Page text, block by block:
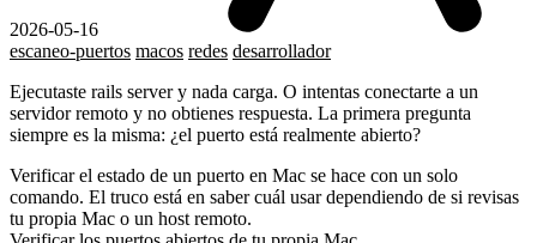
2026-05-16
escaneo-puertos macos redes desarrollador
Ejecutaste rails servery nada carga. O intentas conectarte a un
servidor remoto y no obtienes respuesta. La primera pregunta
siempre es la misma: ¿el puerto está realmente abierto?
Verificar el estado de un puerto en Mac se hace con un solo
comando. El truco está en saber cuál usar dependiendo de si revisas
tu propia Mac o un host remoto.